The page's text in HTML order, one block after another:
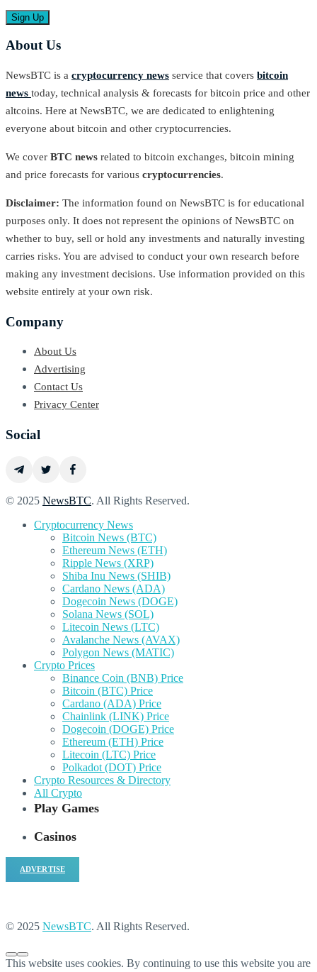
About Us
NewsBTC is a cryptocurrency news service that covers bitcoin
news today, technical analysis & forecasts for bitcoin price and other
altcoins. Here at NewsBTC, we are dedicated to enlightening
everyone about bitcoin and other cryptocurrencies.
We cover BTC news related to bitcoin exchanges, bitcoin mining
and price forecasts for various cryptocurrencies.
Disclaimer: The information found on NewsBTC is for educational
purposes only. It does not represent the opinions of NewsBTC on
whether to buy, sell or hold any investments and naturally investing
carries risks. You are advised to conduct your own research before
making any investment decisions. Use information provided on this
website entirely at your own risk.
Company
About Us
Advertising
Contact Us
Privacy Center
Social
© 2025 NewsBTC. All Rights Reserved.
Cryptocurrency News
Bitcoin News (BTC)
Ethereum News (ETH)
Ripple News (XRP)
Shiba Inu News (SHIB)
Cardano News (ADA)
Dogecoin News (DOGE)
Solana News (SOL)
Litecoin News (LTC)
Avalanche News (AVAX)
Polygon News (MATIC)
Crypto Prices
Binance Coin (BNB) Price
Bitcoin (BTC) Price
Cardano (ADA) Price
Chainlink (LINK) Price
Dogecoin (DOGE) Price
Ethereum (ETH) Price
Litecoin (LTC) Price
Polkadot (DOT) Price
Crypto Resources & Directory
All Crypto
Play Games
Casinos
ADVERTISE
© 2025 NewsBTC. All Rights Reserved.
This website uses cookies. By continuing to use this website you are